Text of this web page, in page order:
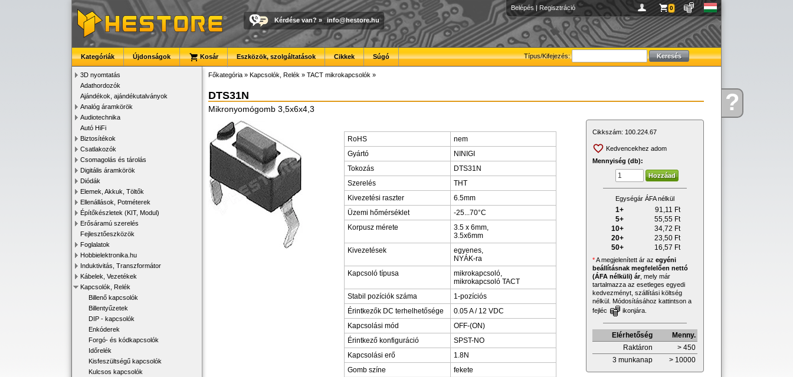
Kérdése?
Belépés | Regisztráció 0
Kérdése van? » info@hestore.hu
Típus/Kifejezés:
Kategóriák Újdonságok Kosár Eszközök, szolgáltatások Cikkek Súgó
3D nyomtatás
Adathordozók
Ajándékok, ajándékutalványok
Analóg áramkörök
Audiotechnika
Autó HiFi
Biztosítékok
Csatlakozók
Csomagolás és tárolás
Digitális áramkörök
Diódák
Elemek, Akkuk, Töltők
Ellenállások, Potméterek
Építőkészletek (KIT, Modul)
Erősáramú szerelés
Fejlesztőeszközök
Foglalatok
Hobbielektronika.hu
Induktivitás, Transzformátor
Kábelek, Vezetékek
Kapcsolók, Relék
Billenő kapcsolók
Billentyűzetek
DIP - kapcsolók
Enkóderek
Forgó- és kódkapcsolók
Időrelék
Kisfeszültségű kapcsolók
Kulcsos kapcsolók
Főkategória » Kapcsolók, Relék » TACT mikrokapcsolók »
DTS31N
Mikronyomógomb 3,5x6x4,3
RoHS
nem
Gyártó
NINIGI
Tokozás
DTS31N
Szerelés
THT
Kivezetési raszter
6.5mm
Üzemi hőmérséklet
-25...70°C
Korpusz mérete
3.5 x 6mm,
3.5x6mm
Kivezetések
egyenes,
NYÁK-ra
Kapcsoló típusa
mikrokapcsoló,
mikrokapcsoló TACT
Stabil pozíciók száma
1-pozíciós
Érintkezők DC terhelhetősége
0.05 A / 12 VDC
Kapcsolási mód
OFF-(ON)
Érintkező konfiguráció
SPST-NO
Kapcsolási erő
1.8N
Gomb színe
fekete
Cikkszám: 100.224.67
Kedvencekhez adom
Mennyiség (db):
Egységár ÁFA nélkül
1+ 91,11 Ft
5+
55,55 Ft
10+
34,72 Ft
20+
23,50 Ft
50+
16,57 Ft
*A megjelenített ár az egyéni
beállításnak megfelelően nettó
(ÁFA nélküli) ár, mely már
tartalmazza az esetleges egyedi
kedvezményt, szállítási költség
nélkül. Módosításához kattintson a
fejléc
ikonjára.
Elérhetőség
Menny.
Raktáron
> 450
3 munkanap
> 10000